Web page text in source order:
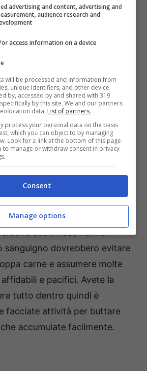
sanguigno
che appartengono a
dovrebbero mangiare più
più proteine. Siete
stare in gruppo inoltre avete
l’arte a 360° e nutritive molta
prossimo. Non siete tipi molto
praticare sport come
sollevamento pesi: insomma
avere la tendenza a
che invece hanno
sanguigno dovrebbero evitare
carne e assumere molte
e pacifici. Avete la
tutto dentro quindi è
facciate attività per buttare
accumulate facilmente.
advertising and content, advertising and
audience research and
access information on a device
will be processed and information from
unique identifiers, and other device
by, accessed by and shared with 319
by this site. We and our partners
data. List of partners.
process your personal data on the basis
which you can object to by managing
Look for a link at the bottom of this page
to manage or withdraw consent in privacy
Consent
Manage options